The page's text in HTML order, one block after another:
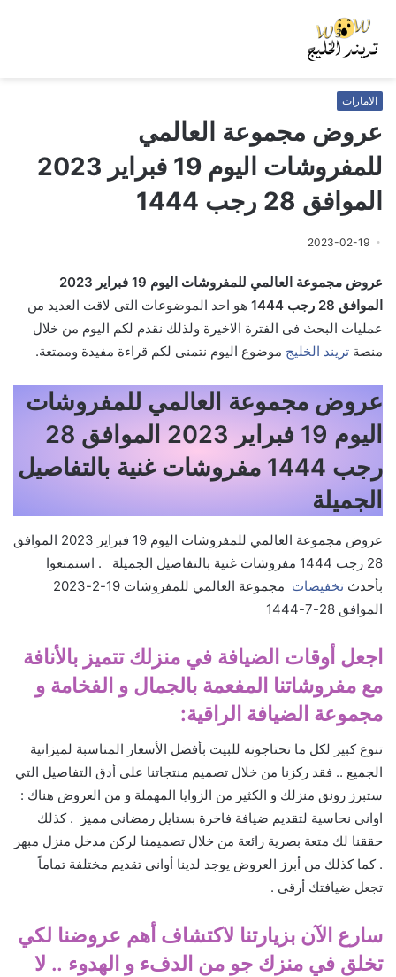
الامارات
عروض مجموعة العالمي
للمفروشات اليوم 19 فبراير 2023
الموافق 28 رجب 1444
2023-02-19
عروض مجموعة العالمي للمفروشات اليوم 19 فبراير 2023
الموافق 28 رجب 1444
هو احد الموضوعات التى لاقت العديد من
عمليات البحث فى الفترة الاخيرة ولذلك نقدم لكم اليوم من خلال
منصة تريند الخليج موضوع اليوم نتمنى لكم قراءة مفيدة وممتعة.
عروض مجموعة العالمي للمفروشات
اليوم 19 فبراير 2023 الموافق 28
رجب 1444 مفروشات غنية بالتفاصيل
الجميلة
عروض مجموعة العالمي للمفروشات اليوم 19 فبراير 2023 الموافق
28 رجب 1444 مفروشات غنية بالتفاصيل الجميلة . استمتعوا
بأحدث تخفيضات
مجموعة العالمي للمفروشات 19-2-2023
الموافق 28-7-1444
اجعل أوقات الضيافة في منزلك تتميز بالأنافة
مع مفروشاتنا المفعمة بالجمال و الفخامة و
مجموعة الضيافة الراقية:
تنوع كبير لكل ما تحتاجونه للبيت بأفضل الأسعار المناسبة لميزانية
الجميع .. فقد ركزنا من خلال تصميم منتجاتنا على أدق التفاصيل التي
ستبرز رونق منزلك و الكثير من الزوايا المهملة و من العروض هناك :
اواني نحاسية لتقديم ضيافة فاخرة بستايل رمضاني مميز . كذلك
حققنا لك متعة بصرية رائعة من خلال تصميمنا لركن مدخل منزل مبهر
. كما كذلك من أبرز العروض يوجد لدينا أواني تقديم مختلفة تماماً
تجعل ضيافتك أرقى .
سارع الآن بزيارتنا لاكتشاف أهم عروضنا لكي
تخلق في منزك جو من الدفء و الهدوء .. لا